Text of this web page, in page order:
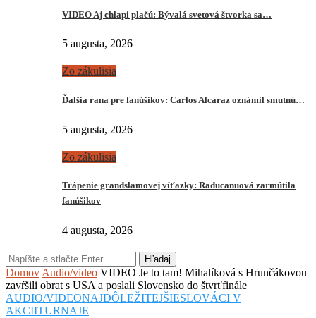
VIDEO Aj chlapi plačú: Bývalá svetová štvorka sa…
5 augusta, 2026
Zo zákulisia
Ďalšia rana pre fanúšikov: Carlos Alcaraz oznámil smutnú…
5 augusta, 2026
Zo zákulisia
Trápenie grandslamovej víťazky: Raducanuová zarmútila
fanúšikov
4 augusta, 2026
Hľadaj
Domov Audio/video VIDEO Je to tam! Mihalíková s Hrunčákovou
zavŕšili obrat s USA a poslali Slovensko do štvrťfinále
AUDIO/VIDEONAJDÔLEŽITEJŠIESLOVÁCI V
AKCIITURNAJE